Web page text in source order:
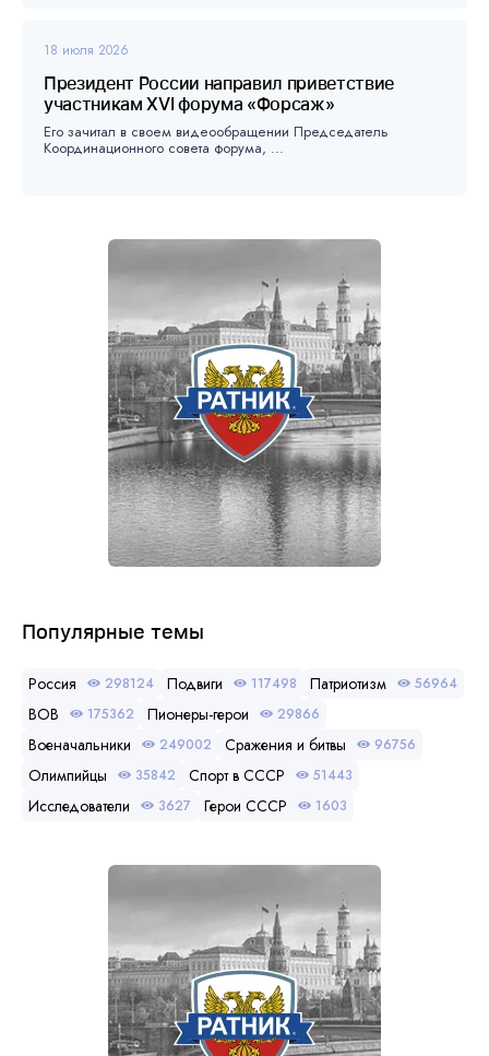
18 июля 2026
Президент России направил приветствие
участникам XVI форума «Форсаж»
Его зачитал в своем видеообращении Председатель
Координационного совета форума, ...
Популярные темы
Россия 298124 Подвиги 117498 Патриотизм 56964
ВОВ 175362 Пионеры-герои 29866
Военачальники 249002 Сражения и битвы 96756
Олимпийцы 35842 Спорт в СССР 51443
Исследователи 3627 Герои СССР 1603